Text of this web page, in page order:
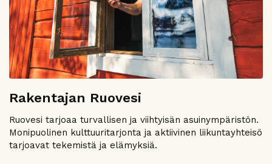
Rakentajan Ruovesi
Ruovesi tarjoaa turvallisen ja viihtyisän asuinympäristön.
Monipuolinen kulttuuritarjonta ja aktiivinen liikuntayhteisö
tarjoavat tekemistä ja elämyksiä.